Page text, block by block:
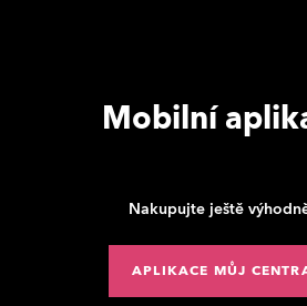
Mobilní
Nakupujte ještě
APLIKACE MŮJ